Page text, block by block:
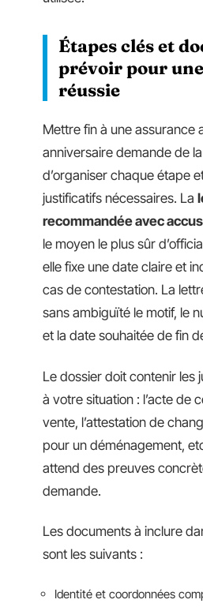
Étapes clés et
prévoir pour
réussie
Mettre fin à une assurance
anniversaire demande de
d’organiser chaque étape
justificatifs nécessaires. La
recommandée avec
le moyen le plus sûr
elle fixe une date claire et
cas de contestation. La
sans ambiguïté le motif, le
et la date souhaitée de fin
Le dossier doit contenir les
à votre situation : l’acte de
vente, l’attestation de
pour un déménagement,
attend des preuves
demande.
Les documents à inclure
sont les suivants :
Identité et coordonnées